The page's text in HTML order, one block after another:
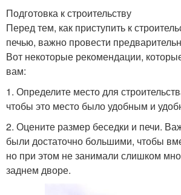
Подготовка к строительству
Перед тем, как приступить к
печью, важно провести
Вот некоторые рекомендации,
вам:
1. Определите место для
чтобы это место было удобным и
2. Оцените размер беседки и печи.
были достаточно большими, чтобы
но при этом не занимали слишком
заднем дворе.